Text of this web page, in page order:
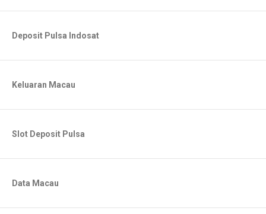
Deposit Pulsa Indosat
Keluaran Macau
Slot Deposit Pulsa
Data Macau